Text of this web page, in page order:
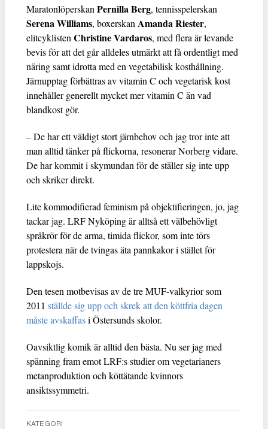
Maratonlöperskan Pernilla Berg, tennisspelerskan
Serena Williams, boxerskan Amanda Riester,
elitcyklisten Christine Vardaros, med flera är levande
bevis för att det går alldeles utmärkt att få ordentligt med
näring samt idrotta med en vegetabilisk kosthållning.
Järnupptag förbättras av vitamin C och vegetarisk kost
innehåller generellt mycket mer vitamin C än vad
blandkost gör.
– De har ett väldigt stort järnbehov och jag tror inte att
man alltid tänker på flickorna, resonerar Norberg vidare.
De har kommit i skymundan för de ställer sig inte upp
och skriker direkt.
Lite kommodifierad feminism på objektifieringen, jo, jag
tackar jag. LRF Nyköping är alltså ett välbehövligt
språkrör för de arma, timida flickor, som inte törs
protestera när de tvingas äta pannkakor i stället för
lappskojs.
Den tesen motbevisas av de tre MUF-valkyrior som
2011 ställde sig upp och skrek att den köttfria dagen
måste avskaffasi Östersunds skolor.
Oavsiktlig komik är alltid den bästa. Nu ser jag med
spänning fram emot LRF:s studier om vegetarianers
metanproduktion och köttätande kvinnors
ansiktssymmetri.
KATEGORI